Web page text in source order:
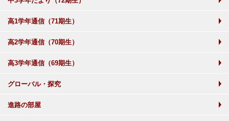
高1学年通信（71期生）
高2学年通信（70期生）
高3学年通信（69期生）
グローバル・探究
進路の部屋